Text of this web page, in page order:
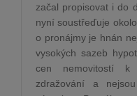
začal propisovat i do
nyní soustřeďuje
o pronájmy je hnán
vysokých sazeb
cen nemovitostí k
zdražování a